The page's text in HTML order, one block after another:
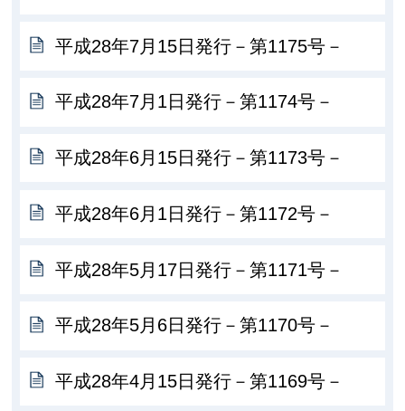
平成28年7月15日発行－第1175号－
平成28年7月1日発行－第1174号－
平成28年6月15日発行－第1173号－
平成28年6月1日発行－第1172号－
平成28年5月17日発行－第1171号－
平成28年5月6日発行－第1170号－
平成28年4月15日発行－第1169号－